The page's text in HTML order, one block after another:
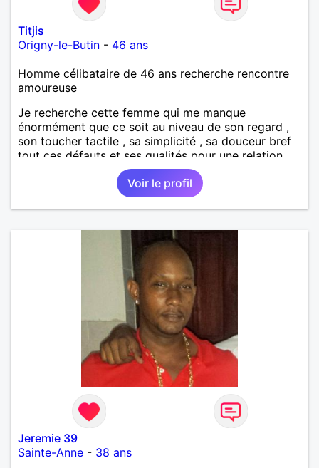
Titjis
Origny-le-Butin - 46 ans
Homme célibataire de 46 ans recherche rencontre
amoureuse
Je recherche cette femme qui me manque
énormément que ce soit au niveau de son regard ,
son toucher tactile , sa simplicité , sa douceur bref
tout ces défauts et ses qualités pour une relation
Voir le profil
Jeremie 39
Sainte-Anne - 38 ans